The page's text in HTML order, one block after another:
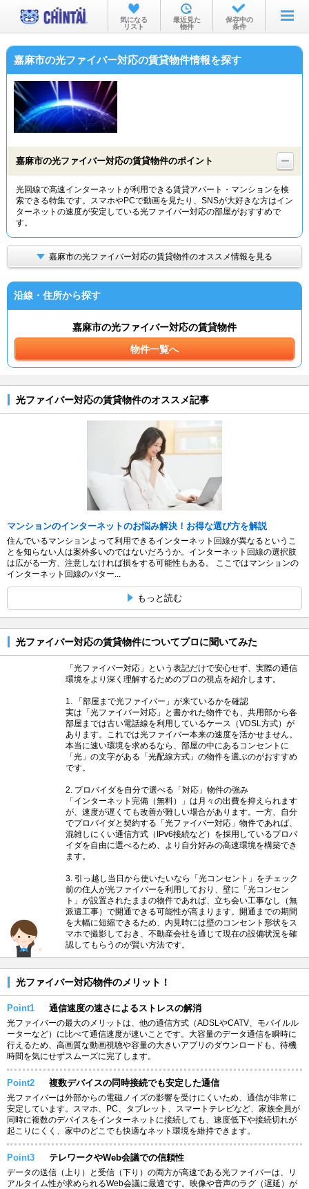
お部屋を探す
沿線・駅から
物件特集から
TOP
気になる
リスト
最近見た
物件
保存中の
条件
嘉麻市の光ファイバー対応の賃貸物件情報を探す
嘉麻市の光ファイバー対応の賃貸物件のポイント
光回線で高速インターネットが利用できる賃貸アパート・マンションを検
索できる特集です。スマホやPCで動画を見たり、SNSが大好きな方はイン
ターネットの速度が安定している光ファイバー対応の部屋がおすすめで
す。
嘉麻市の光ファイバー対応の賃貸物件のオススメ情報を見る
沿線・住所から探す
嘉麻市の光ファイバー対応の賃貸物件
物件一覧へ
光ファイバー対応の賃貸物件のオススメ記事
マンションのインターネットのお悩み解決！お得な選び方を解説
住んでいるマンションよって利用できるインターネット回線が異なるというこ
とを知らない人は案外多いのではないだろうか。インターネット回線の選択肢
は広がる一方、注意しなければ損をする可能性もある。 ここではマンションの
インターネット回線のパター...
もっと読む
光ファイバー対応の賃貸物件についてプロに聞いてみた
「光ファイバー対応」という表記だけで安心せず、実際の通信
環境をより深く理解するためのプロの視点を紹介します。
1. 「部屋まで光ファイバー」が来ているかを確認
実は「光ファイバー対応」と書かれた物件でも、共用部から各
部屋までは古い電話線を利用しているケース（VDSL方式）が
あります。これでは光ファイバー本来の速度を活かせません。
本当に速い環境を求めるなら、部屋の中にあるコンセントに
「光」の文字がある「光配線方式」の物件を選ぶのがおすすめ
です。
2. プロバイダを自分で選べる「対応」物件の強み
「インターネット完備（無料）」は月々の出費を抑えられます
が、速度が遅くても改善が難しい場合があります。一方、自分
でプロバイダと契約する「光ファイバー対応」物件であれば、
混雑しにくい通信方式（IPv6接続など）を採用しているプロバ
イダを自由に選べるため、より自分好みの高速環境を構築でき
ます。
3. 引っ越し当日から使いたいなら「光コンセント」をチェック
前の住人が光ファイバーを利用しており、壁に「光コンセン
ト」が設置されたままの物件であれば、立ち会い工事なし（無
派遣工事）で開通できる可能性が高まります。開通までの期間
を大幅に短縮できるため、内見時には壁のコンセント形状をス
マホで撮影しておき、不動産会社を通じて現在の設備状況を確
認してもらうのが賢い方法です。
光ファイバー対応物件のメリット！
Point1 通信速度の速さによるストレスの解消
光ファイバーの最大のメリットは、他の通信方式（ADSLやCATV、モバイルル
ーターなど）に比べて通信速度が速いことです。大容量のデータ通信を瞬時に
行えるため、高画質な動画視聴や容量の大きいアプリのダウンロードも、待機
時間を気にせずスムーズに完了します。
Point2 複数デバイスの同時接続でも安定した通信
光ファイバーは外部からの電磁ノイズの影響を受けにくいため、通信が非常に
安定しています。スマホ、PC、タブレット、スマートテレビなど、家族全員が
同時に複数のデバイスをインターネットに接続しても、速度低下や接続切れが
起こりにくく、家中のどこでも快適なネット環境を維持できます。
Point3 テレワークやWeb会議での信頼性
データの送信（上り）と受信（下り）の両方が高速である光ファイバーは、リ
アルタイム性が求められるWeb会議に最適です。映像や音声のラグ（遅延）が